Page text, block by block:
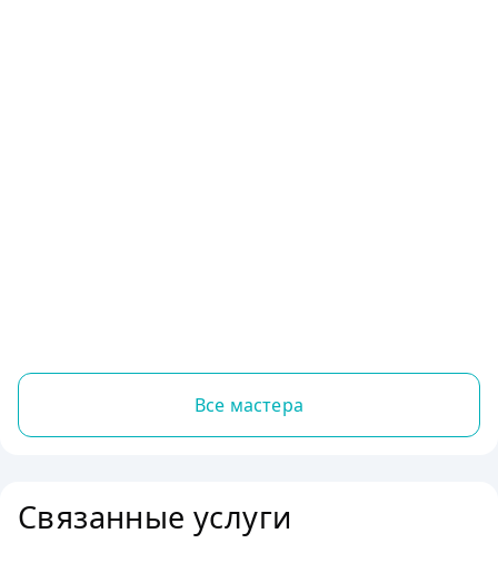
Все мастера
Связанные услуги